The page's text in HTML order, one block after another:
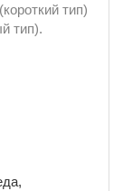
тип)
тип).